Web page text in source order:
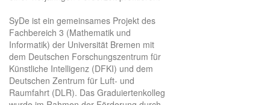
SyDe ist ein gemeinsames Projekt des
Fachbereich 3 (Mathematik und
Informatik) der Universität Bremen mit
dem Deutschen Forschungszentrum für
Künstliche Intelligenz (DFKI) und dem
Deutschen Zentrum für Luft- und
Raumfahrt (DLR). Das Graduiertenkolleg